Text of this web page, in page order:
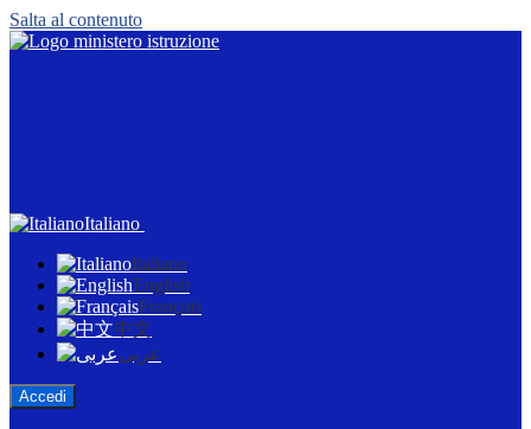
Salta al contenuto
Italiano
Italiano
English
Français
中文
عربى
Accedi